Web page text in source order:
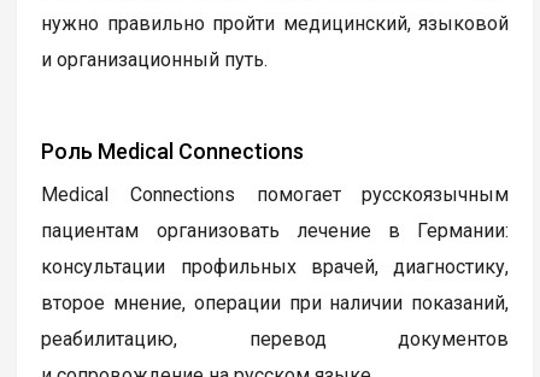
нужно правильно пройти медицинский, языковой
и организационный путь.
Роль Medical Connections
Medical Connections помогает русскоязычным
пациентам организовать лечение в Германии:
консультации профильных врачей, диагностику,
второе мнение, операции при наличии показаний,
реабилитацию, перевод документов